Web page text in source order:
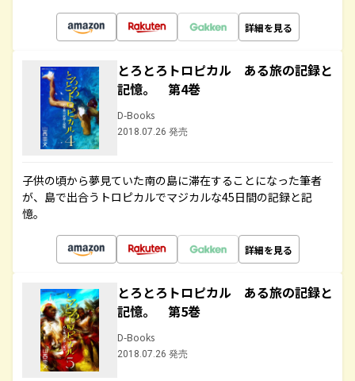
詳細を見る
とろとろトロピカル ある旅の記録と
記憶。 第4巻
D-Books
2018.07.26 発売
子供の頃から夢見ていた南の島に滞在することになった筆者
が、島で出合うトロピカルでマジカルな45日間の記録と記
憶。
詳細を見る
とろとろトロピカル ある旅の記録と
記憶。 第5巻
D-Books
2018.07.26 発売